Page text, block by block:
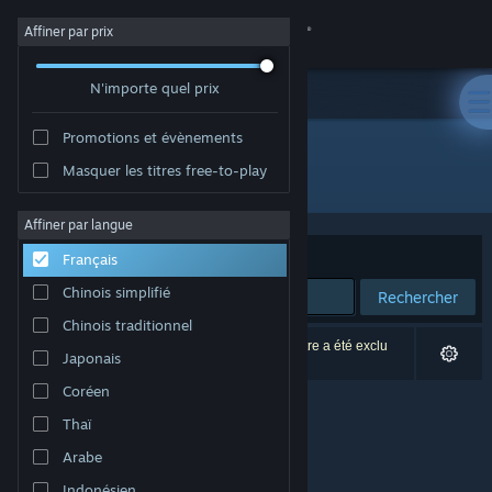
Se connecter
Magasin
À propos
Support
Changer la langue
Télécharger l'application mobile Steam
Voir version ordi. du site
Affiner par prix
N'importe quel prix
Promotions et évènements
Masquer les titres free-to-play
Affiner par langue
Français
Chinois simplifié
Chinois traditionnel
Japonais
Coréen
Thaï
Arabe
Développement : Pilea Development LLC
Trier par Pertinence
Rechercher
0 résultats correspondent à votre recherche. 1 titre a été exclu
selon vos préférences.